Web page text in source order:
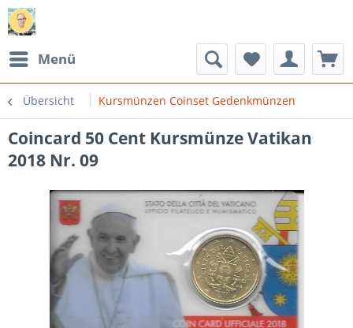
Menü
Übersicht Kursmünzen Coinset Gedenkmünzen
Coincard 50 Cent Kursmünze Vatikan
2018 Nr. 09